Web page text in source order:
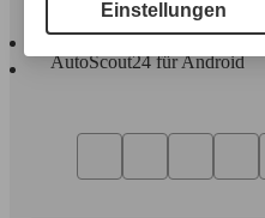
AutoScout24 für iOS
AutoScout24 für Android
Einstellungen